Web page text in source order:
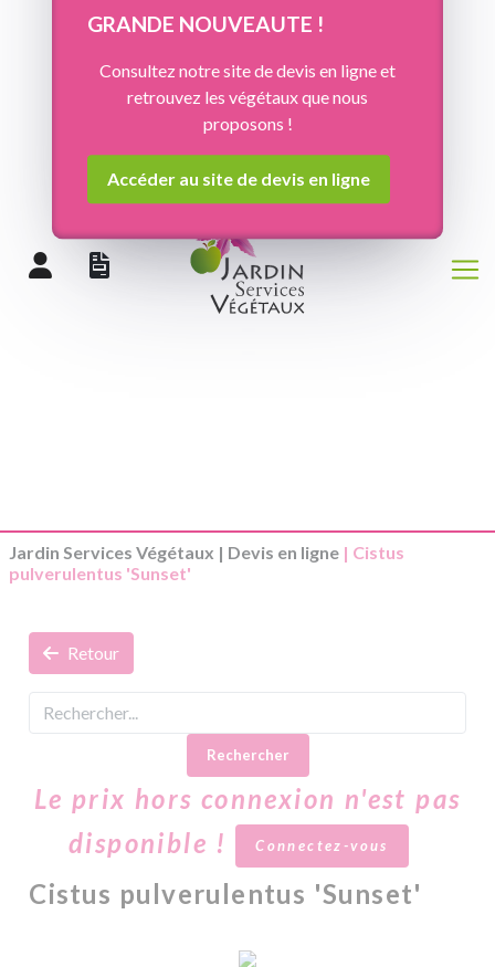
GRANDE NOUVEAUTE !
Consultez notre site de devis en ligne et
retrouvez les végétaux que nous
proposons !
Accéder au site de devis en ligne
Jardin Services Végétaux | Devis en ligne | Cistus
pulverulentus 'Sunset'
Retour
Rechercher
Le prix hors connexion n'est pas
disponible !
Connectez-vous
Cistus pulverulentus 'Sunset'
Panneau de gestion des cookies